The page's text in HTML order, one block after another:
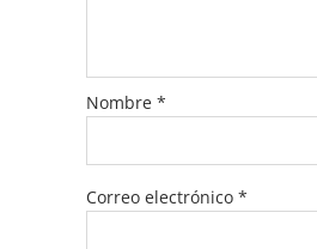
Nombre *
Correo electrónico *